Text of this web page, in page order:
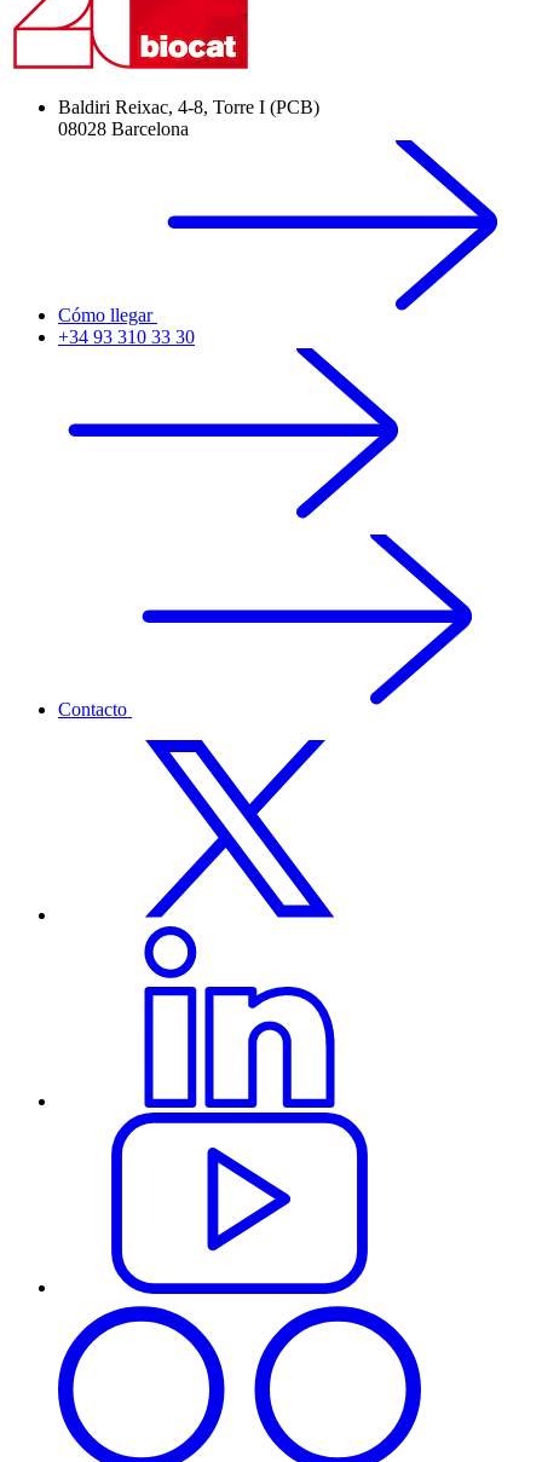
Baldiri Reixac, 4-8, Torre I (PCB)
08028 Barcelona
Cómo llegar
+34 93 310 33 30
Contacto